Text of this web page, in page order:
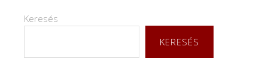
Keresés
KERESÉS